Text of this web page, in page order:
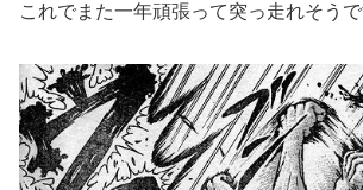
これでまた一年頑張って突っ走れそうで